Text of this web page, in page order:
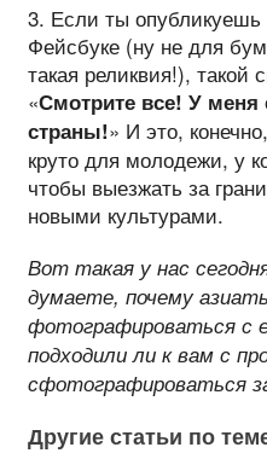
3. Если ты
Фейсбуке (ну не для
такая реликвия!), такой
«Смотрите все! У меня
страны!» И это,
круто для молодежи, у
чтобы выезжать за
новыми культурами.
Вот такая у нас
думаете, почему
фотографироваться с
подходили ли к вам с
сфотографироваться
Другие статьи по